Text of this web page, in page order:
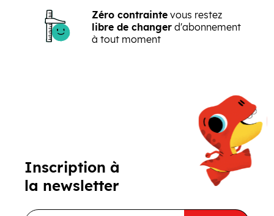
Zéro contrainte vous restez
libre de changer d'abonnement
à tout moment
Inscription à
la newsletter